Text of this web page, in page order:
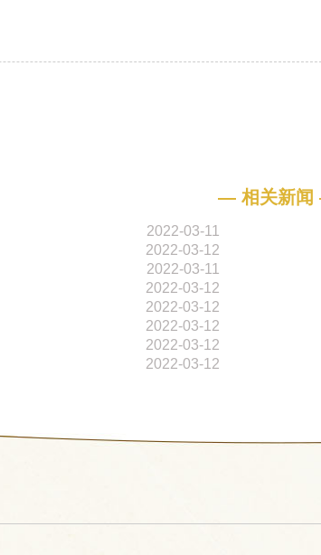
— 相关新
2022-03-11
2022-03-12
2022-03-11
2022-03-12
2022-03-12
2022-03-12
2022-03-12
2022-03-12